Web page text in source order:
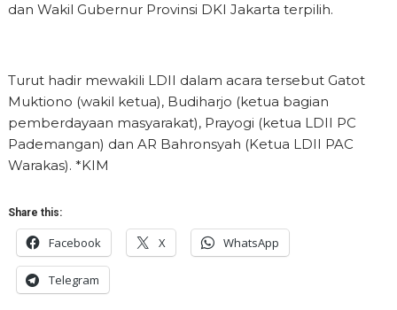
dan Wakil Gubernur Provinsi DKI Jakarta terpilih.
Turut hadir mewakili LDII dalam acara tersebut Gatot
Muktiono (wakil ketua), Budiharjo (ketua bagian
pemberdayaan masyarakat), Prayogi (ketua LDII PC
Pademangan) dan AR Bahronsyah (Ketua LDII PAC
Warakas). *KIM
Share this:
Facebook X WhatsApp
Telegram